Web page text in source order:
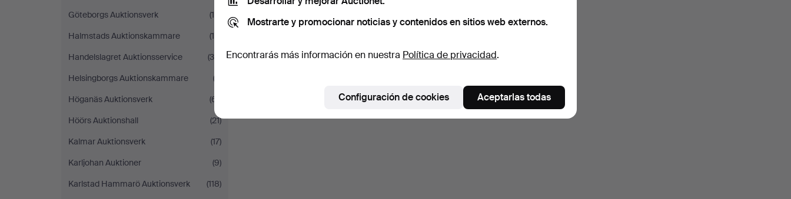
Göteborgs Auktionsverk
(14)
Halmstads Auktionskammare
(19)
Handelslagret Auktionsservice
(39)
Helsingborgs Auktionskammare
(2)
Höganäs Auktionsverk
(61)
Höörs Auktionshall
(21)
Kalmar Auktionsverk
(17)
Karljohan Auktioner
(9)
Karlstad Hammarö Auktionsverk
(118)
Suscribir búsqueda
Mostrarte y promocionar noticias y contenidos en sitios web externos.
Encontrarás más información en nuestra Política de privacidad.
Configuración de cookies Aceptarlas todas